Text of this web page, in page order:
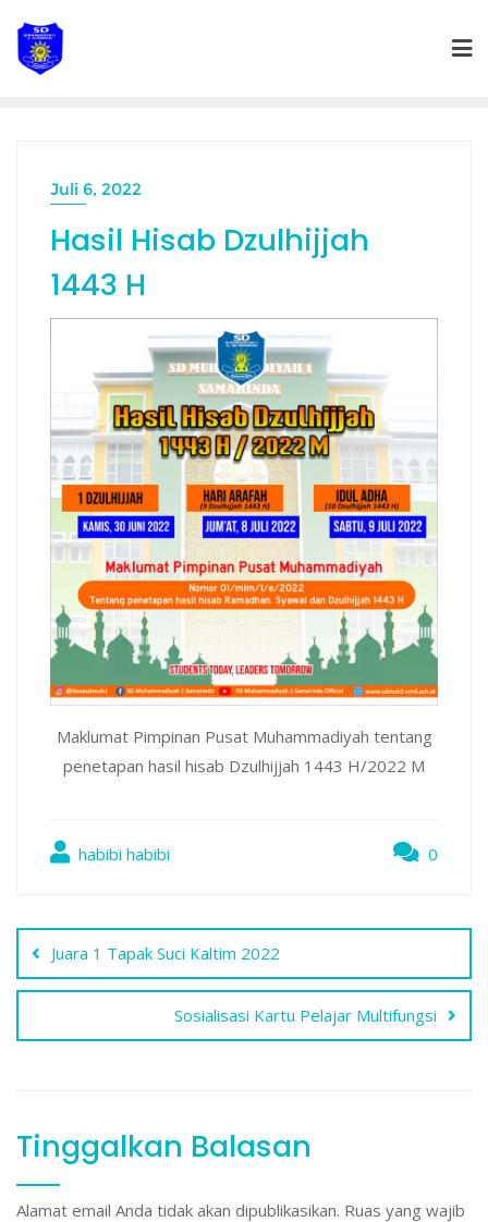
content
Juli 6, 2022
Hasil Hisab Dzulhijjah
1443 H
Maklumat Pimpinan Pusat Muhammadiyah tentang
penetapan hasil hisab Dzulhijjah 1443 H/2022 M
habibi habibi 0
Navigasi
posJuara 1 Tapak Suci Kaltim 2022
Sosialisasi Kartu Pelajar Multifungsi
Tinggalkan Balasan
Alamat email Anda tidak akan dipublikasikan. Ruas yang wajib